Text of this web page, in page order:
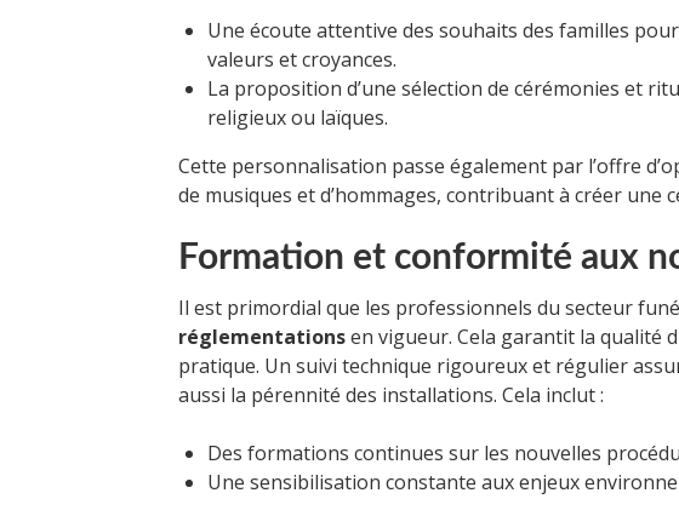
Une écoute attentive des souhaits des familles
valeurs et croyances.
La proposition d’une sélection de cérémonies et
religieux ou laïques.
Cette personnalisation passe également par l’offre
de musiques et d’hommages, contribuant à créer une
Formation et conformité aux
Il est primordial que les professionnels du secteur
réglementationsen vigueur. Cela garantit la qualité
pratique. Un suivi technique rigoureux et régulier
aussi la pérennité des installations. Cela inclut :
Des formations continues sur les nouvelles
Une sensibilisation constante aux enjeux